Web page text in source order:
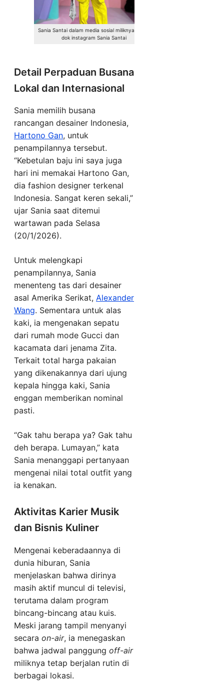
Sania Santai dalam media sosial miliknya. Foto:
dok instagram Sania Santai
Detail Perpaduan Busana
Lokal dan Internasional
Sania memilih busana
rancangan desainer Indonesia,
Hartono Gan, untuk
penampilannya tersebut.
“Kebetulan baju ini saya juga
hari ini memakai Hartono Gan,
dia fashion designer terkenal
Indonesia. Sangat keren sekali,”
ujar Sania saat ditemui
wartawan pada Selasa
(20/1/2026).
Untuk melengkapi
penampilannya, Sania
menenteng tas dari desainer
asal Amerika Serikat, Alexander
Wang. Sementara untuk alas
kaki, ia mengenakan sepatu
dari rumah mode Gucci dan
kacamata dari jenama Zita.
Terkait total harga pakaian
yang dikenakannya dari ujung
kepala hingga kaki, Sania
enggan memberikan nominal
pasti.
“Gak tahu berapa ya? Gak tahu
deh berapa. Lumayan,” kata
Sania menanggapi pertanyaan
mengenai nilai total outfit yang
ia kenakan.
Aktivitas Karier Musik
dan Bisnis Kuliner
Mengenai keberadaannya di
dunia hiburan, Sania
menjelaskan bahwa dirinya
masih aktif muncul di televisi,
terutama dalam program
bincang-bincang atau kuis.
Meski jarang tampil menyanyi
secara on-air, ia menegaskan
bahwa jadwal panggung off-air
miliknya tetap berjalan rutin di
berbagai lokasi.